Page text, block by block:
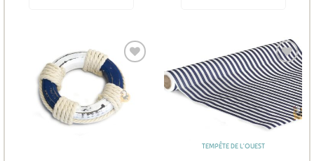
Ajouter
aux
Ajouter
aux
favoris
TEMPÊTE DE L'OUEST